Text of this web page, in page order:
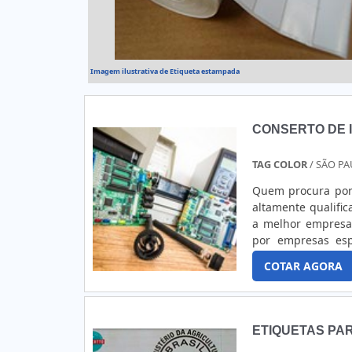
pode ser usada
roupas, entre
compossíveis
qualidadePara
Antifurto é
Imagem ilustrativa de Etiqueta estampada
CONSERTO DE
TAG COLOR/ SÃO
Quem procura
altamente
a melhor
por empresas
assertividade do
elaboradas.
CONSERTO DE
expressão de
automotivos, a
COTAR AGORA
ETIQUETAS